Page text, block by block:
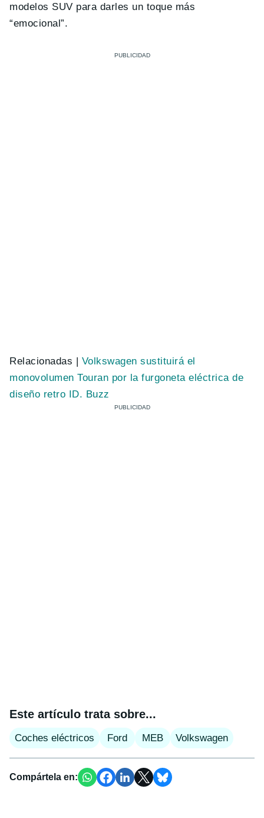
modelos SUV para darles un toque más
“emocional”.
Relacionadas | Volkswagen sustituirá el
monovolumen Touran por la furgoneta eléctrica de
diseño retro ID. Buzz
Este artículo trata sobre...
Coches eléctricos Ford MEB Volkswagen
Compártela en: